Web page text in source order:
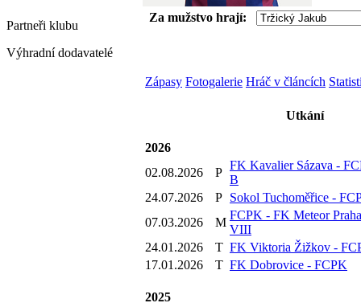
Partneři klubu
Výhradní dodavatelé
Za mužstvo hrají:
Zápasy Fotogalerie Hráč v článcích
Utkání
2026
02.08.2026
P
FK Kavalier Sázava -
B
24.07.2026
P Sokol Tuchoměřice -
07.03.2026
M
FCPK - FK Meteor Praha
VIII
24.01.2026
T FK Viktoria Žižkov -
17.01.2026
T FK Dobrovice - FCPK
2025